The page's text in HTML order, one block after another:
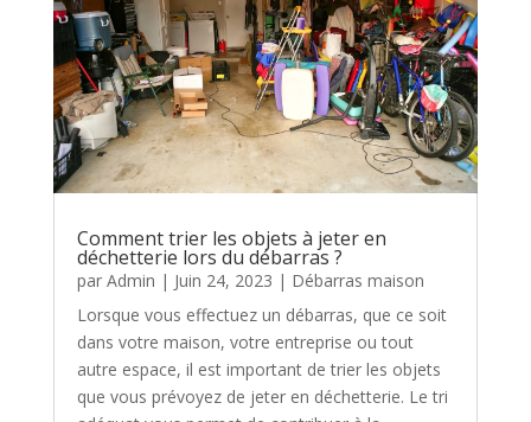
Comment trier les objets à jeter en
déchetterie lors du débarras ?
par Admin | Juin 24, 2023 | Débarras maison
Lorsque vous effectuez un débarras, que ce soit
dans votre maison, votre entreprise ou tout
autre espace, il est important de trier les objets
que vous prévoyez de jeter en déchetterie. Le tri